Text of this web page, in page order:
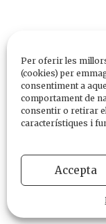
Per oferir les
(cookies) per
consentiment a
comportament de
consentir o retirar
característiques i
Accepta